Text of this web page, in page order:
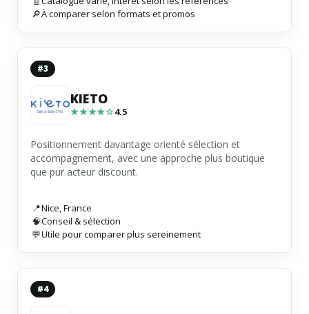
🔎À comparer selon formats et promos
#3
KIETO
★★★★☆4.5
Positionnement davantage orienté sélection et
accompagnement, avec une approche plus boutique
que pur acteur discount.
📍Nice,France
🧠Conseil & sélection
💬Utile pour comparer plus sereinement
#4